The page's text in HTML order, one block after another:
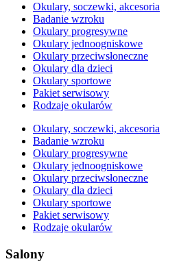
Okulary, soczewki, akcesoria
Badanie wzroku
Okulary progresywne
Okulary jednoogniskowe
Okulary przeciwsłoneczne
Okulary dla dzieci
Okulary sportowe
Pakiet serwisowy
Rodzaje okularów
Okulary, soczewki, akcesoria
Badanie wzroku
Okulary progresywne
Okulary jednoogniskowe
Okulary przeciwsłoneczne
Okulary dla dzieci
Okulary sportowe
Pakiet serwisowy
Rodzaje okularów
Salony